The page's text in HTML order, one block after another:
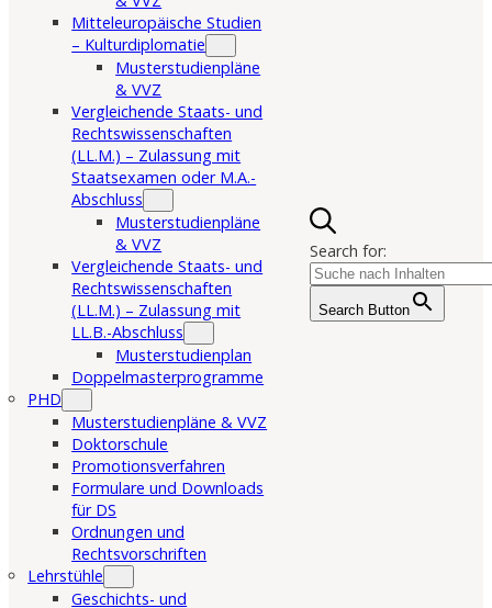
Mitteleuropäische Studien
– Kulturdiplomatie
Musterstudienpläne
& VVZ
Vergleichende Staats- und
Rechtswissenschaften
(LL.M.) – Zulassung mit
Staatsexamen oder M.A.-
Abschluss
Musterstudienpläne
& VVZ
Vergleichende Staats- und
Rechtswissenschaften
(LL.M.) – Zulassung mit
LL.B.-Abschluss
Musterstudienplan
Doppelmasterprogramme
PHD
Musterstudienpläne & VVZ
Doktorschule
Promotionsverfahren
Formulare und Downloads
für DS
Ordnungen und
Rechtsvorschriften
Lehrstühle
Geschichts- und
Search for:
Search Button